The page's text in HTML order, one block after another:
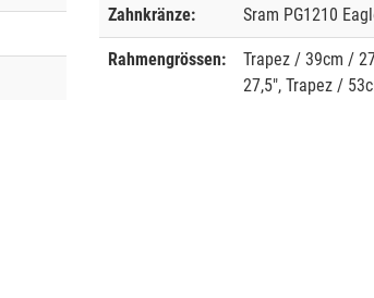
Zahnkränze: Sram PG1210
Rahmengrössen:
Trapez / 39cm /
27,5", Trapez /